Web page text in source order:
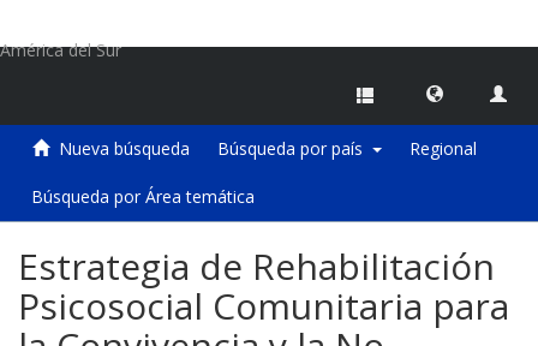
América del Sur
Nueva búsqueda Búsqueda por país Regional
Búsqueda por Área temática
Estrategia de Rehabilitación
Psicosocial Comunitaria para